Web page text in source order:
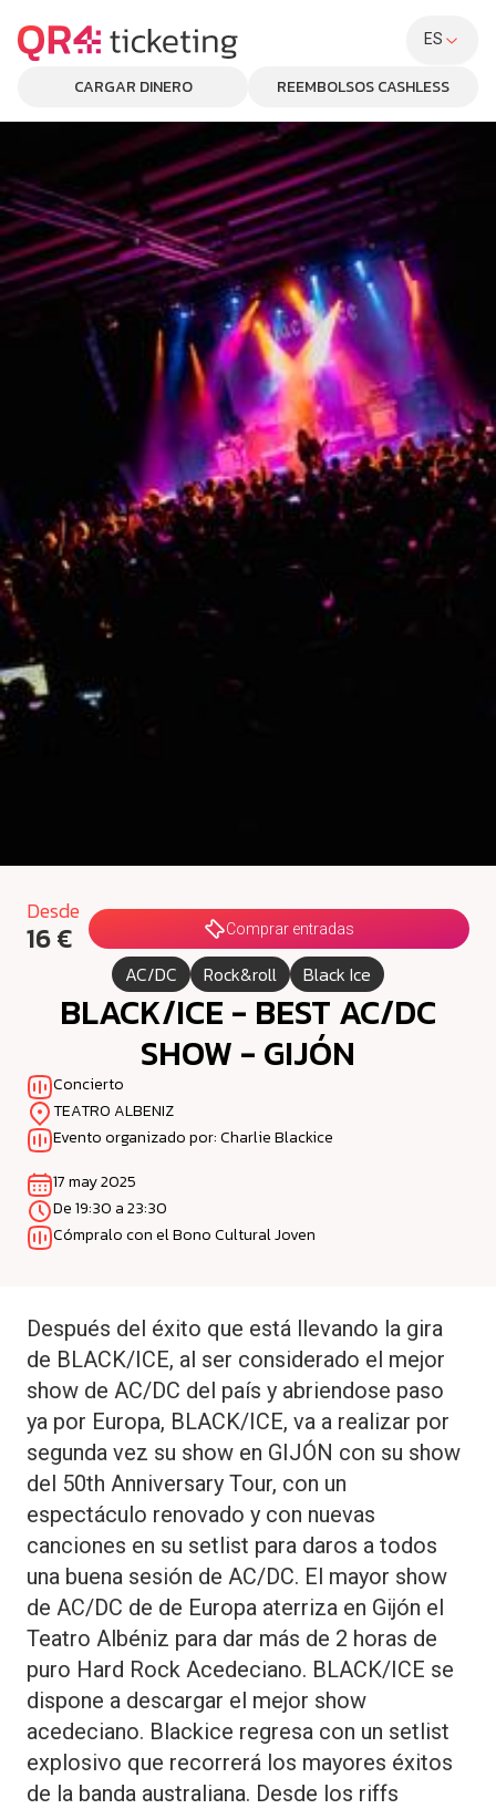
ES
CARGAR DINERO REEMBOLSOS CASHLESS
Desde
16 € Comprar entradas
AC/DC Rock&roll Black Ice
BLACK/ICE - BEST AC/DC
SHOW - GIJÓN
Concierto
TEATRO ALBENIZ
Evento organizado por: Charlie Blackice
17 may 2025
De 19:30 a 23:30
Cómpralo con el Bono Cultural Joven
Después del éxito que está llevando la gira
de BLACK/ICE, al ser considerado el mejor
show de AC/DC del país y abriendose paso
ya por Europa, BLACK/ICE, va a realizar por
segunda vez su show en GIJÓN con su show
del 50th Anniversary Tour, con un
espectáculo renovado y con nuevas
canciones en su setlist para daros a todos
una buena sesión de AC/DC. El mayor show
de AC/DC de de Europa aterriza en Gijón el
Teatro Albéniz para dar más de 2 horas de
puro Hard Rock Acedeciano. BLACK/ICE se
dispone a descargar el mejor show
acedeciano. Blackice regresa con un setlist
explosivo que recorrerá los mayores éxitos
de la banda australiana. Desde los riffs